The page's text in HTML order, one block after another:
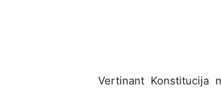
Vertinant Konstitucija